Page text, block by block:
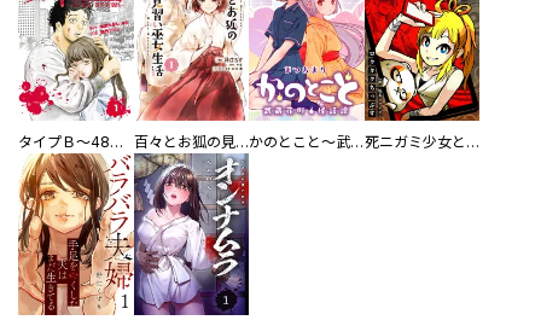
タイプＢ～48時間後、致死率100％～【単話】 百々とお狐の見習い巫女生活【単行本版】 かのとこと～武蔵花町怪話譚～ 【連載版】 死ニガミ少女とスマホ神